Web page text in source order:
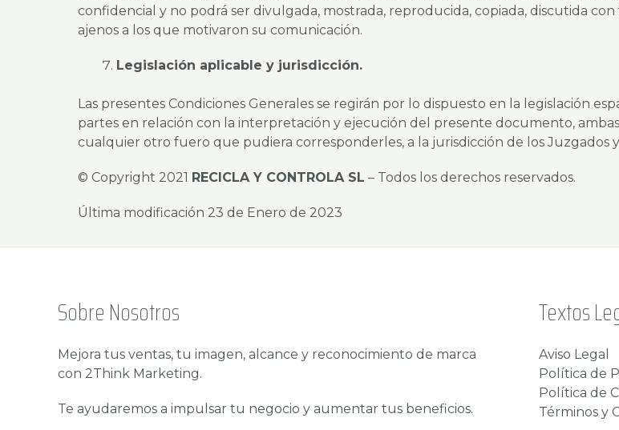
confidencial y no podrá ser divulgada, mostrada, reproducida, copiada, discutida
ajenos a los que motivaron su comunicación.
Legislación aplicable y jurisdicción.
Las presentes Condiciones Generales se regirán por lo dispuesto en la legislación
partes en relación con la interpretación y ejecución del presente documento,
cualquier otro fuero que pudiera corresponderles, a la jurisdicción de los Juzgados
© Copyright 2021 RECICLA Y CONTROLA SL – Todos los derechos reservados.
Última modificación 23 de Enero de 2023
Sobre Nosotros
Mejora tus ventas, tu imagen, alcance y reconocimiento de marca
con 2Think Marketing.
Te ayudaremos a impulsar tu negocio y aumentar tus beneficios.
Textos
Aviso Legal
Política de
Política de
Términos y